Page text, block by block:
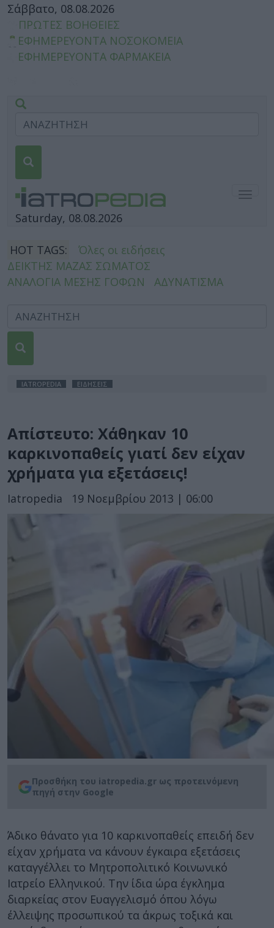
Σάββατο, 08.08.2026
ΠΡΩΤΕΣ ΒΟΗΘΕΙΕΣ
ΕΦΗΜΕΡΕΥΟΝΤΑ ΝΟΣΟΚΟΜΕΙΑ
ΕΦΗΜΕΡΕΥΟΝΤΑ ΦΑΡΜΑΚΕΙΑ
Saturday, 08.08.2026
HOT TAGS:
Όλες οι ειδήσεις
ΔΕΙΚΤΗΣ ΜΑΖΑΣ ΣΩΜΑΤΟΣ
ΑΝΑΛΟΓΙΑ ΜΕΣΗΣ ΓΟΦΩΝ
ΑΔΥΝΑΤΙΣΜΑ
IATROPEDIA ΕΙΔΗΣΕΙΣ
Απίστευτο: Χάθηκαν 10
καρκινοπαθείς γιατί δεν είχαν
χρήματα για εξετάσεις!
Iatropedia 19 Νοεμβρίου 2013 | 06:00
Προσθήκη του iatropedia.gr ως προτεινόμενη
πηγή στην Google
Άδικο θάνατο για 10 καρκινοπαθείς επειδή δεν
είχαν χρήματα να κάνουν έγκαιρα εξετάσεις
καταγγέλλει το Μητροπολιτικό Κοινωνικό
Ιατρείο Ελληνικού. Την ίδια ώρα έγκλημα
διαρκείας στον Ευαγγελισμό όπου λόγω
έλλειψης προσωπικού τα άκρως τοξικά και